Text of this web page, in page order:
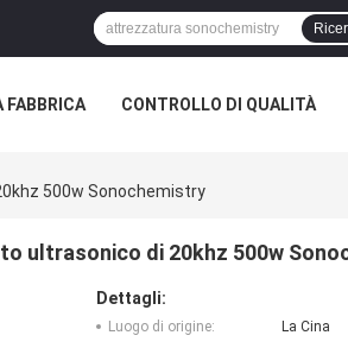
FABBRICA CONTROLLO DI QUALITÀ
500w Sonochemistry
ultrasonico di 20khz 500w
Dettagli:
Luogo di origine:
La Cina